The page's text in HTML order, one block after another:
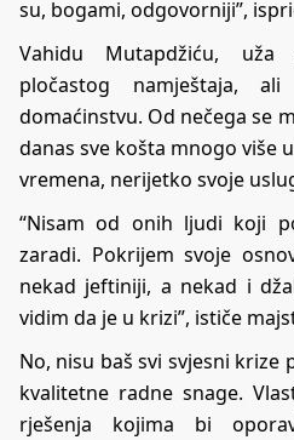
su, bogami, odgovorniji”,
Vahidu Mutapdžiću,
pločastog namještaja,
domaćinstvu. Od nečega se
danas sve košta mnogo više
vremena, nerijetko svoje
“Nisam od onih ljudi koji
zaradi. Pokrijem svoje
nekad jeftiniji, a nekad i
vidim da je u krizi”, ističe
No, nisu baš svi svjesni
kvalitetne radne snage.
rješenja kojima bi